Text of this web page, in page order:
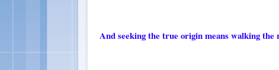
And seeking the true origin means walking